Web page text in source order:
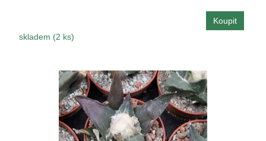
skladem (2 ks)